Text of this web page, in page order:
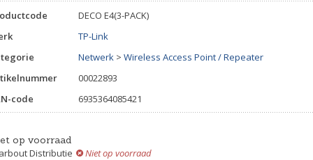
DECO E4(3-PACK)
TP-Link
Netwerk > Wireless Access Point / Repeater
00022893
code
6935364085421
op voorraad
Distributie
Niet op voorraad